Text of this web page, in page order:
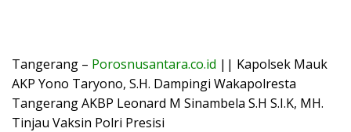
Tangerang – Porosnusantara.co.id || Kapolsek Mauk
AKP Yono Taryono, S.H. Dampingi Wakapolresta
Tangerang AKBP Leonard M Sinambela S.H S.I.K, MH.
Tinjau Vaksin Polri Presisi